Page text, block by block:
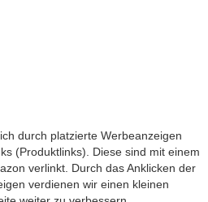
durch platzierte Werbeanzeigen
(Produktlinks). Diese sind mit einem
verlinkt. Durch das Anklicken der
verdienen wir einen kleinen